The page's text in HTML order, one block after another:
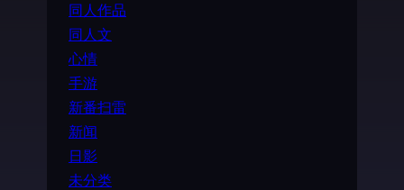
同人作品
同人文
心情
手游
新番扫雷
新闻
日影
未分类